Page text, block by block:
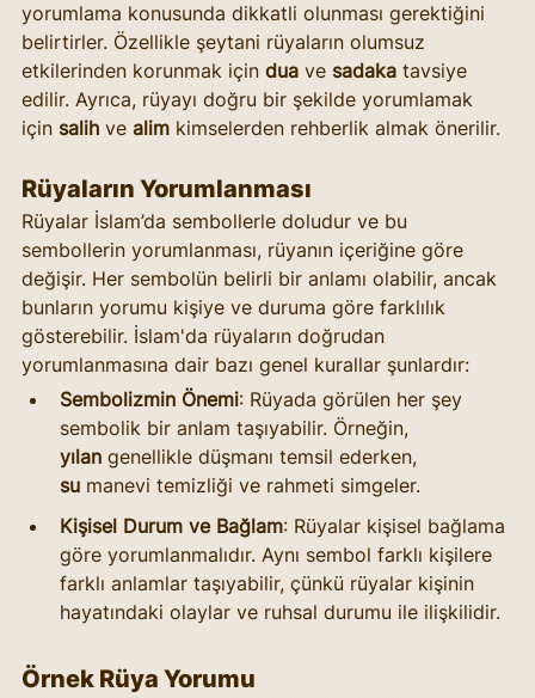
yorumlama konusunda dikkatli olunması gerektiğini
belirtirler. Özellikle şeytani rüyaların olumsuz
etkilerinden korunmak için dua ve sadaka tavsiye
edilir. Ayrıca, rüyayı doğru bir şekilde yorumlamak
için salih ve alim kimselerden rehberlik almak önerilir.
Rüyaların Yorumlanması
Rüyalar İslam’da sembollerle doludur ve bu
sembollerin yorumlanması, rüyanın içeriğine göre
değişir. Her sembolün belirli bir anlamı olabilir, ancak
bunların yorumu kişiye ve duruma göre farklılık
gösterebilir. İslam'da rüyaların doğrudan
yorumlanmasına dair bazı genel kurallar şunlardır:
Sembolizmin Önemi: Rüyada görülen her şey
sembolik bir anlam taşıyabilir. Örneğin,
yılan genellikle düşmanı temsil ederken,
su manevi temizliği ve rahmeti simgeler.
Kişisel Durum ve Bağlam: Rüyalar kişisel bağlama
göre yorumlanmalıdır. Aynı sembol farklı kişilere
farklı anlamlar taşıyabilir, çünkü rüyalar kişinin
hayatındaki olaylar ve ruhsal durumu ile ilişkilidir.
Örnek Rüya Yorumu